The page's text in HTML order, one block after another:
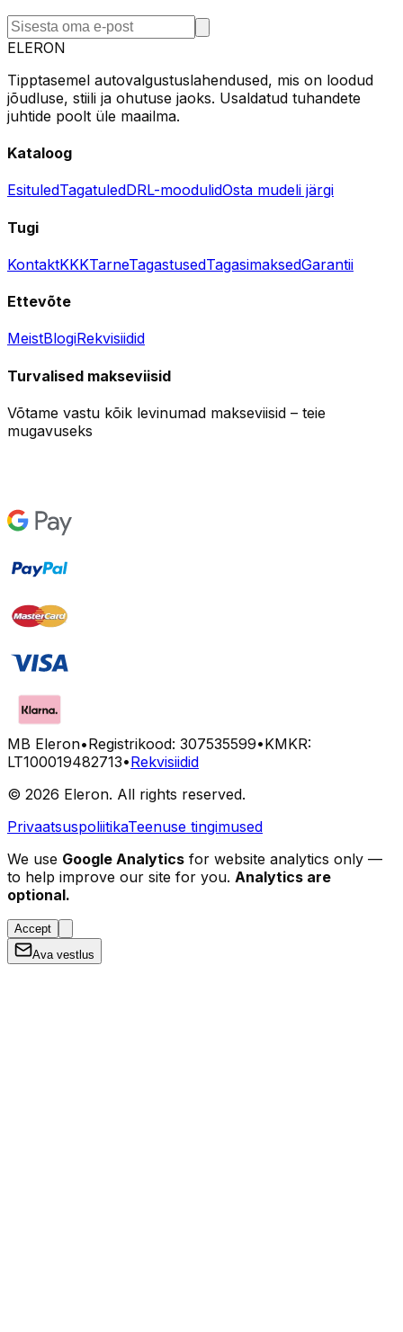
ELERON
Tipptasemel autovalgustuslahendused, mis on loodud
jõudluse, stiili ja ohutuse jaoks. Usaldatud tuhandete
juhtide poolt üle maailma.
Kataloog
EsituledTagatuledDRL-moodulidOsta mudeli järgi
Tugi
KontaktKKKTarneTagastusedTagasimaksedGarantii
Ettevõte
MeistBlogiRekvisiidid
Turvalised makseviisid
Võtame vastu kõik levinumad makseviisid – teie
mugavuseks
MB Eleron•Registrikood: 307535599•KMKR:
LT100019482713•Rekvisiidid
© 2026 Eleron. All rights reserved.
PrivaatsuspoliitikaTeenuse tingimused
We use Google Analytics for website analytics only —
to help improve our site for you. Analytics are
optional.
Accept
Ava vestlus